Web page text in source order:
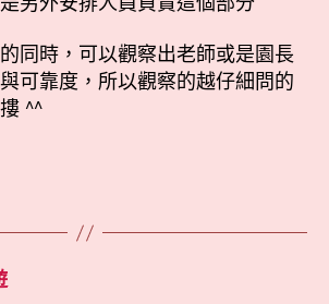
同時，可以觀察出老師或是園長
可靠度，所以觀察的越仔細問的
^^